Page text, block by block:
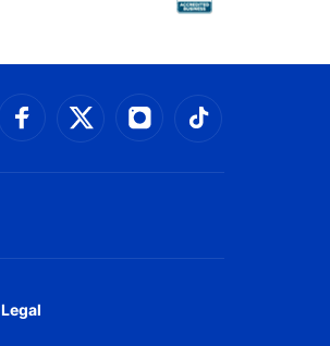
Conéctate con
Conéctate con
Connect with
Legal